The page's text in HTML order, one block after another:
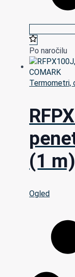
Po naročilu
Termometri,
(1
Ogled